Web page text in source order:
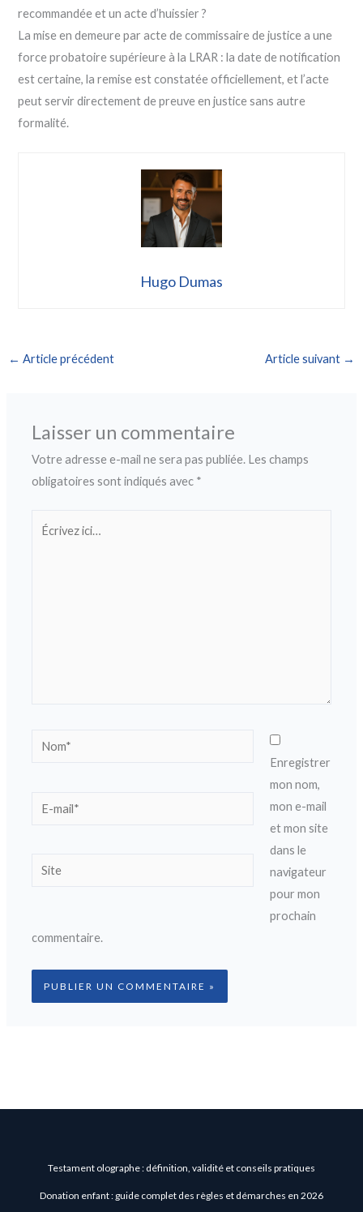
recommandée et un acte d’huissier ?
La mise en demeure par acte de commissaire de justice a une
force probatoire supérieure à la LRAR : la date de notification
est certaine, la remise est constatée officiellement, et l’acte
peut servir directement de preuve en justice sans autre
formalité.
Hugo Dumas
← Article précédent Article suivant →
Laisser un commentaire
Votre adresse e-mail ne sera pas publiée. Les champs
obligatoires sont indiqués avec *
Nom*
E-
Site
Enregistrer
mon nom,
mon e-mail
et mon site
dans le
navigateur
pour mon
prochain
commentaire.
Testament olographe : définition, validité et conseils pratiques
Donation enfant : guide complet des règles et démarches en 2026